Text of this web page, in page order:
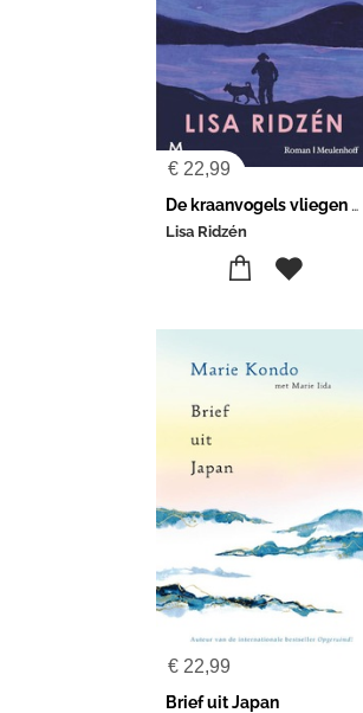
€ 22,99
De kraanvogels vliegen naar het zuiden
Lisa Ridzén
€ 22,99
Brief uit Japan